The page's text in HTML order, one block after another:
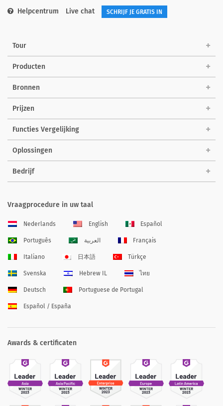
Helpcentrum Live chat SCHRIJF JE GRATIS IN
Tour
Producten
Bronnen
Prijzen
Functies Vergelijking
Oplossingen
Bedrijf
Vraagprocedure in uw taal
Nederlands English Español
Português العربية Français
Italiano 日本語 Türkçe
Svenska Hebrew IL ไทย
Deutsch Portuguese de Portugal
Español / España
Awards & certificaten